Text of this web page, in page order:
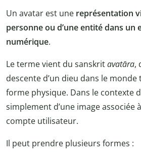
Un avatar est une représentation
personne ou d’une entité dans un
numérique.
Le terme vient du sanskritavatāra,
descente d’un dieu dans le
forme physique. Dans le contexte
simplement d’une image associée
compte utilisateur.
Il peut prendre plusieurs formes :